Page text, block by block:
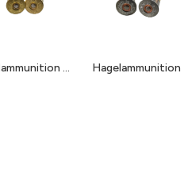
Hagelammunition kal 16